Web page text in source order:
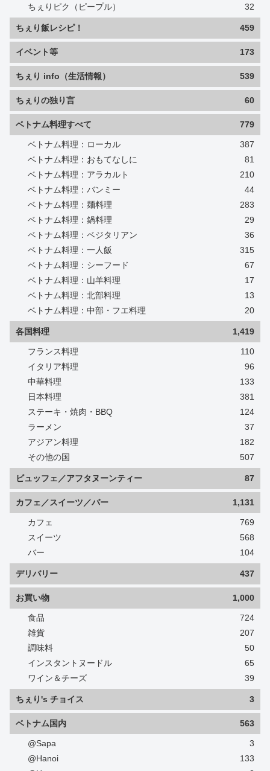
ちぇりピク（ピープル）
32
ちぇり飯レシピ！ 459
イベント等 173
ちぇり info（生活情報） 539
ちぇりの独り言 60
ベトナム料理すべて 779
ベトナム料理：ローカル
387
ベトナム料理：おもてなしに
81
ベトナム料理：アラカルト
210
ベトナム料理：バンミー
44
ベトナム料理：麺料理
283
ベトナム料理：鍋料理
29
ベトナム料理：ベジタリアン
36
ベトナム料理：一人飯
315
ベトナム料理：シーフード
67
ベトナム料理：山羊料理
17
ベトナム料理：北部料理
13
ベトナム料理：中部・フエ料理
20
各国料理 1,419
フランス料理
110
イタリア料理
96
中華料理
133
日本料理
381
ステーキ・焼肉・BBQ
124
ラーメン
37
アジアン料理
182
その他の国
507
ビュッフェ／アフタヌーンティー 87
カフェ／スイーツ／バー 1,131
カフェ
769
スイーツ
568
バー
104
デリバリー 437
お買い物 1,000
食品
724
雑貨
207
調味料
50
インスタントヌードル
65
ワイン＆チーズ
39
ちぇり's チョイス 3
ベトナム国内 563
@Sapa
3
@Hanoi
133